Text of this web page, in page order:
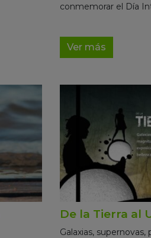
conmemorar el Día
Ver más
De la Tierra al
Galaxias, supernovas,